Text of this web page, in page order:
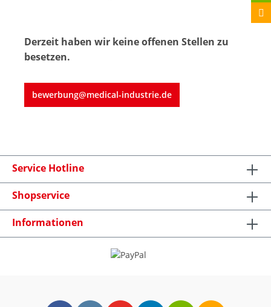
Derzeit haben wir keine offenen Stellen zu
besetzen.
bewerbung@medical-industrie.de
Service Hotline
Shopservice
Informationen